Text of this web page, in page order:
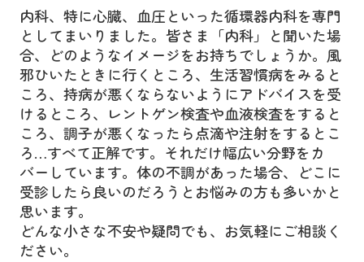
内科、特に心臓、血圧といった循環器内科を専門
としてまいりました。皆さま「内科」と聞いた場
合、どのようなイメージをお持ちでしょうか。風
邪ひいたときに行くところ、生活習慣病をみると
ころ、持病が悪くならないようにアドバイスを受
けるところ、レントゲン検査や血液検査をすると
ころ、調子が悪くなったら点滴や注射をするとこ
ろ…すべて正解です。それだけ幅広い分野をカ
バーしています。体の不調があった場合、どこに
受診したら良いのだろうとお悩みの方も多いかと
思います。
どんな小さな不安や疑問でも、お気軽にご相談く
ださい。